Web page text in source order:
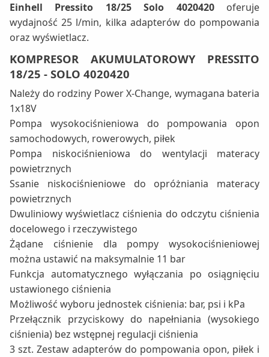
Einhell Pressito 18/25 Solo 4020420oferuje
wydajność 25 l/min, kilka adapterów do pompowania
oraz wyświetlacz.
KOMPRESOR AKUMULATOROWY PRESSITO
18/25 - SOLO 4020420
Należy do rodziny Power X-Change, wymagana bateria
1x18V
Pompa wysokociśnieniowa do pompowania opon
samochodowych, rowerowych, piłek
Pompa niskociśnieniowa do wentylacji materacy
powietrznych
Ssanie niskociśnieniowe do opróżniania materacy
powietrznych
Dwuliniowy wyświetlacz ciśnienia do odczytu ciśnienia
docelowego i rzeczywistego
Żądane ciśnienie dla pompy wysokociśnieniowej
można ustawić na maksymalnie 11 bar
Funkcja automatycznego wyłączania po osiągnięciu
ustawionego ciśnienia
Możliwość wyboru jednostek ciśnienia: bar, psi i kPa
Przełącznik przyciskowy do napełniania (wysokiego
ciśnienia) bez wstępnej regulacji ciśnienia
3 szt. Zestaw adapterów do pompowania opon, piłek i